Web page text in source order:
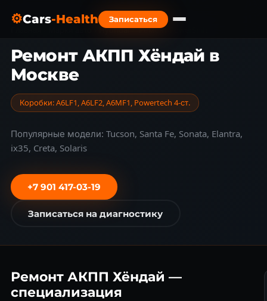
⚙Cars-Health Записаться
Hyundai › Ремонт PowerShift
Ремонт АКПП Хёндай в
Москве
Коробки: A6LF1, A6LF2, A6MF1, Powertech 4-ст.
Популярные модели: Tucson, Santa Fe, Sonata, Elantra,
ix35, Creta, Solaris
+7 901 417-03-19
Записаться на диагностику
Ремонт АКПП Хёндай —
специализация